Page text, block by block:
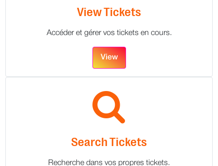
View Tickets
Accéder et gérer vos tickets en cours.
View
Search Tickets
Recherche dans vos propres tickets.